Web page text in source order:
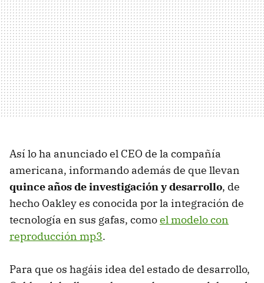
Así lo ha anunciado el CEO de la compañía
americana, informando además de que llevan
quince años de investigación y desarrollo, de
hecho Oakley es conocida por la integración de
tecnología en sus gafas, comoel modelo con
reproducción mp3.
Para que os hagáis idea del estado de desarrollo,